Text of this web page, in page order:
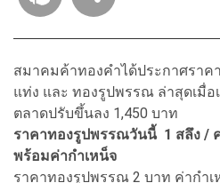
สมาคมค้าทองคำได้ประกาศราค
แท่ง และ ทองรูปพรรณ ล่าสุดเมื่อ
ตลาดปรับขึ้นลง 1,450 บาท
ราคาทองรูปพรรณวันนี้ 1 สลึง /
พร้อมค่ากำเหน็จ
ราคาทองรูปพรรณ 2 บาท ค่ากำเ